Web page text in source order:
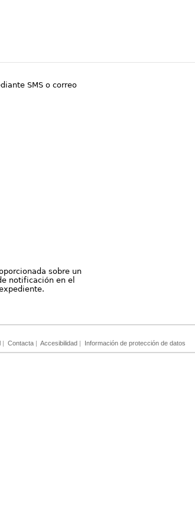
SMS o correo
sobre un
notificación en el
| Contacta | Accesibilidad | Información de protección de datos